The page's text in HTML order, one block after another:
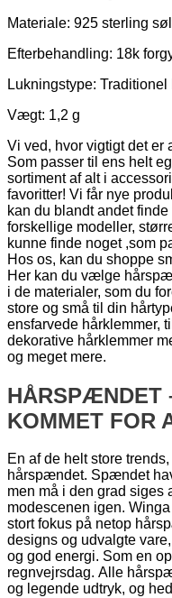
Materiale: 925 sterling
Efterbehandling: 18k
Lukningstype: Traditionel
Vægt: 1,2 g
Vi ved, hvor vigtigt det er
Som passer til ens helt
sortiment af alt i
favoritter! Vi får nye
kan du blandt andet
forskellige modeller,
kunne finde noget ,som
Hos os, kan du shoppe
Her kan du vælge
i de materialer, som du
store og små til din
ensfarvede hårklemmer,
dekorative hårklemmer
og meget mere.
HÅRSPÆNDET
KOMMET FOR
En af de helt store
hårspændet. Spændet
men må i den grad siges
modescenen igen.
stort fokus på netop
designs og udvalgte
og god energi. Som en
regnvejrsdag. Alle
og legende udtryk, og